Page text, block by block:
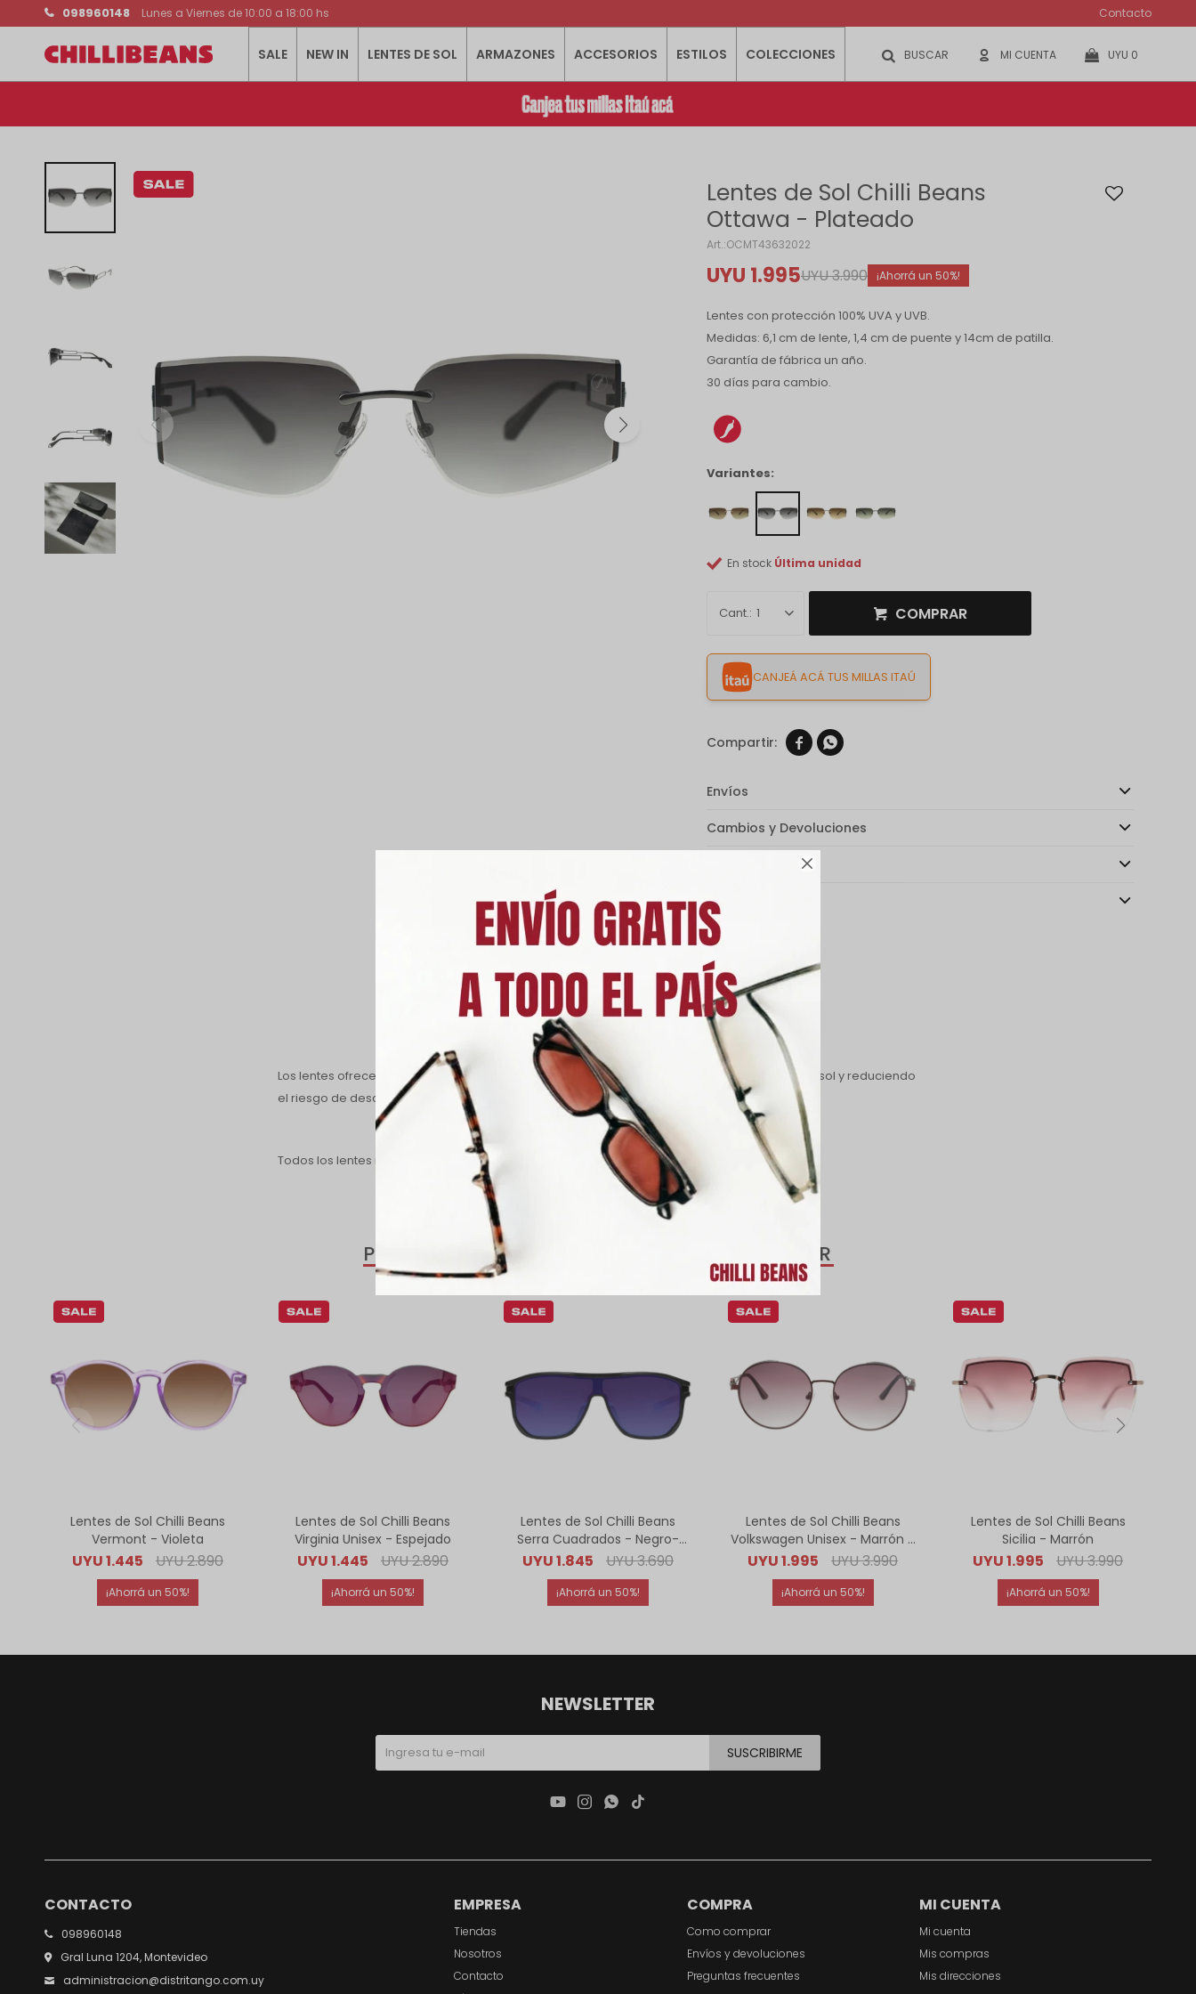

SALE NEW IN LENTES DE SOL ARMAZONES ACCESORIOS ESTILOS COLECCIONES UYU 0
098960148 Lunes a Viernes de 10:00 a 18:00 hs Contacto
Lentes de Sol Chilli Beans
Ottawa - Plateado
OCMT43632022
UYU 1.995UYU3.990 50
Lentes con protección 100% UVA y UVB.
Medidas: 6,1 cm de lente, 1,4 cm de puente y 14cm de patilla.
Garantía de fábrica un año.
30 días para cambio.
Variantes:
En stock Última unidad
1 COMPRAR
CANJEÁ ACÁ TUS MILLAS ITAÚ
 
Envíos
Cambios y Devoluciones
Medios de pago
Características
Descripción
Los lentes ofrecen protección 100 % UVA y UVB, protegiendo tus ojos de los rayos dañinos del sol y reduciendo
el riesgo de desarrollar enfermedades oculares.
Todos los lentes incluyen un estuche de regalo.
PRODUCTOS QUE TE PUEDEN INTERESAR
Lentes de Sol Chilli Beans
Vermont - Violeta
UYU1.445 UYU2.890
50
Lentes de Sol Chilli Beans
Virginia Unisex - Espejado
UYU1.445 UYU2.890
50
Lentes de Sol Chilli Beans
Serra Cuadrados - Negro-
Verde
UYU1.845 UYU3.690
50
Lentes de Sol Chilli Beans
Volkswagen Unisex - Marrón -
Cobre
UYU1.995 UYU3.990
50
Lentes de Sol Chilli Beans
Sicilia - Marrón
UYU1.995 UYU3.990
50
CONTACTO
098960148
Gral Luna 1204, Montevideo
administracion@distritango.com.uy
EMPRESA
Tiendas
Nosotros
Contacto
COMPRA
Como comprar
Envíos y devoluciones
Preguntas frecuentes
MI CUENTA
Mi cuenta
Mis compras
Mis direcciones
NEWSLETTER
SUSCRIBIRME
   